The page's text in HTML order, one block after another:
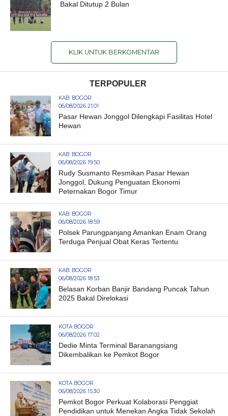
Bakal Ditutup 2 Bulan
KLIK UNTUK BERKOMENTAR
TERPOPULER
KAB. BOGOR
06/08/2026 21:01
Pasar Hewan Jonggol Dilengkapi Fasilitas Hotel
Hewan
KAB. BOGOR
06/08/2026 19:50
Rudy Susmanto Resmikan Pasar Hewan
Jonggol, Dukung Penguatan Ekonomi
Peternakan Bogor Timur
KAB. BOGOR
06/08/2026 18:59
Polsek Parungpanjang Amankan Enam Orang
Terduga Penjual Obat Keras Tertentu
KAB. BOGOR
06/08/2026 18:53
Belasan Korban Banjir Bandang Puncak Tahun
2025 Bakal Direlokasi
KOTA BOGOR
06/08/2026 17:02
Dedie Minta Terminal Baranangsiang
Dikembalikan ke Pemkot Bogor
KOTA BOGOR
06/08/2026 15:30
Pemkot Bogor Perkuat Kolaborasi Penggiat
Pendidikan untuk Menekan Angka Tidak Sekolah